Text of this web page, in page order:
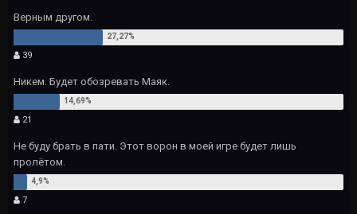
Верным другом.
39
Никем. Будет обозревать Маяк.
21
Не буду брать в пати. Этот ворон в моей игре будет лишь
пролётом.
7